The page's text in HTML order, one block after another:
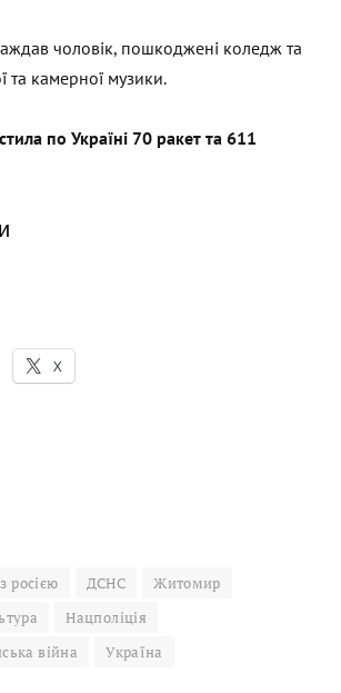
чоловік, пошкоджені коледж та
та камерної музики.
по Україні 70 ракет та 611
X
росією ДСНС
Житомир
Нацполіція
війна
Україна